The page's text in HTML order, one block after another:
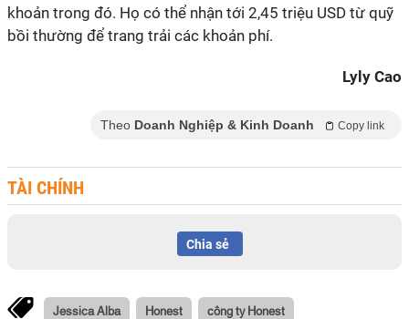
khoản trong đó. Họ có thể nhận tới 2,45 triệu USD từ quỹ
bồi thường để trang trải các khoản phí.
Lyly Cao
Theo Doanh Nghiệp & Kinh Doanh Copy link
TÀI CHÍNH
Chia sẻ
Jessica Alba Honest công ty Honest